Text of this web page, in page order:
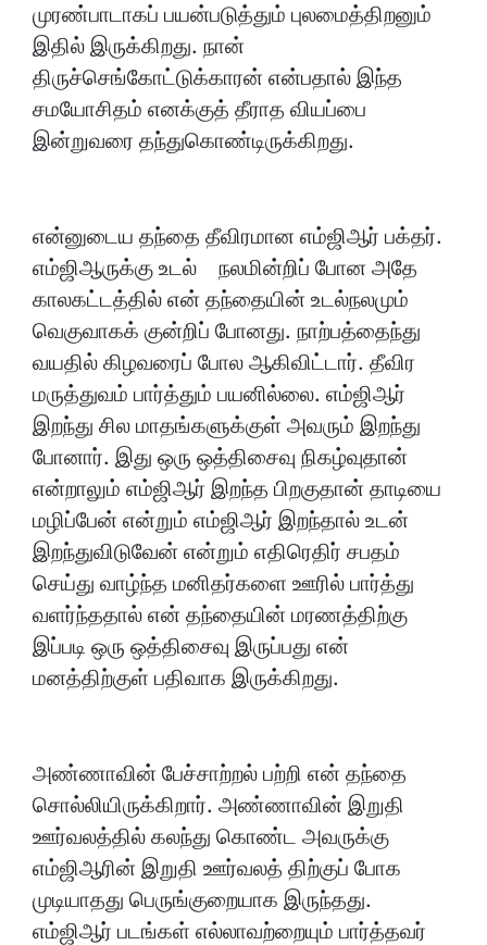
முரண்பாடாகப் பயன்படுத்தும் புலமைத்திறனும்
இதில் இருக்கிறது. நான்
திருச்செங்கோட்டுக்காரன் என்பதால் இந்த
சமயோசிதம் எனக்குத் தீராத வியப்பை
இன்றுவரை தந்துகொண்டிருக்கிறது.
என்னுடைய தந்தை தீவிரமான எம்ஜிஆர் பக்தர்.
எம்ஜிஆருக்கு உடல் நலமின்றிப் போன அதே
காலகட்டத்தில் என் தந்தையின் உடல்நலமும்
வெகுவாகக் குன்றிப் போனது. நாற்பத்தைந்து
வயதில் கிழவரைப் போல ஆகிவிட்டார். தீவிர
மருத்துவம் பார்த்தும் பயனில்லை. எம்ஜிஆர்
இறந்து சில மாதங்களுக்குள் அவரும் இறந்து
போனார். இது ஒரு ஒத்திசைவு நிகழ்வுதான்
என்றாலும் எம்ஜிஆர் இறந்த பிறகுதான் தாடியை
மழிப்பேன் என்றும் எம்ஜிஆர் இறந்தால் உடன்
இறந்துவிடுவேன் என்றும் எதிரெதிர் சபதம்
செய்து வாழ்ந்த மனிதர்களை ஊரில் பார்த்து
வளர்ந்ததால் என் தந்தையின் மரணத்திற்கு
இப்படி ஒரு ஒத்திசைவு இருப்பது என்
மனத்திற்குள் பதிவாக இருக்கிறது.
அண்ணாவின் பேச்சாற்றல் பற்றி என் தந்தை
சொல்லியிருக்கிறார். அண்ணாவின் இறுதி
ஊர்வலத்தில் கலந்து கொண்ட அவருக்கு
எம்ஜிஆரின் இறுதி ஊர்வலத் திற்குப் போக
முடியாதது பெருங்குறையாக இருந்தது.
எம்ஜிஆர் படங்கள் எல்லாவற்றையும் பார்த்தவர்